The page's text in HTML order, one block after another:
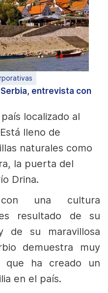
entrevista con
localizado al
lleno de
naturales como
la puerta del
Drina.
una cultura
resultado de su
de su maravillosa
demuestra muy
que ha creado un
en el país.